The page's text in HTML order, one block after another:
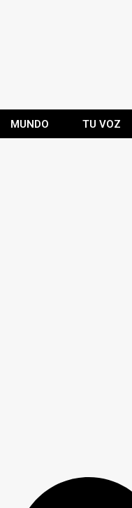
MUNDO TU VOZ